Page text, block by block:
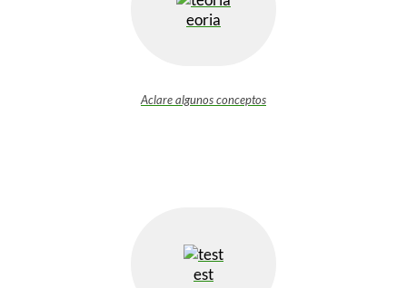
eoria
Aclare algunos conceptos
est